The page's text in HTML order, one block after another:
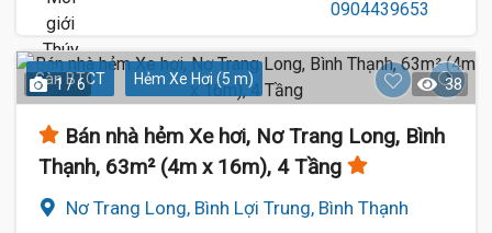
Sàn BTCT Hẻm Xe Hơi (5 m)
1 / 6 38
Bán nhà hẻm Xe hơi, Nơ Trang Long, Bình
Thạnh, 63m² (4m x 16m), 4 Tầng
Nơ Trang Long, Bình Lợi Trung, Bình Thạnh